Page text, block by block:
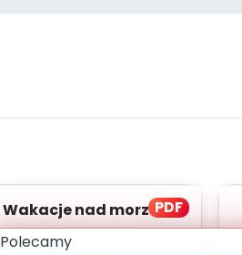
PDF
Wakacje nad morzem,
cz. 2 (PD)
Szybki podgląd